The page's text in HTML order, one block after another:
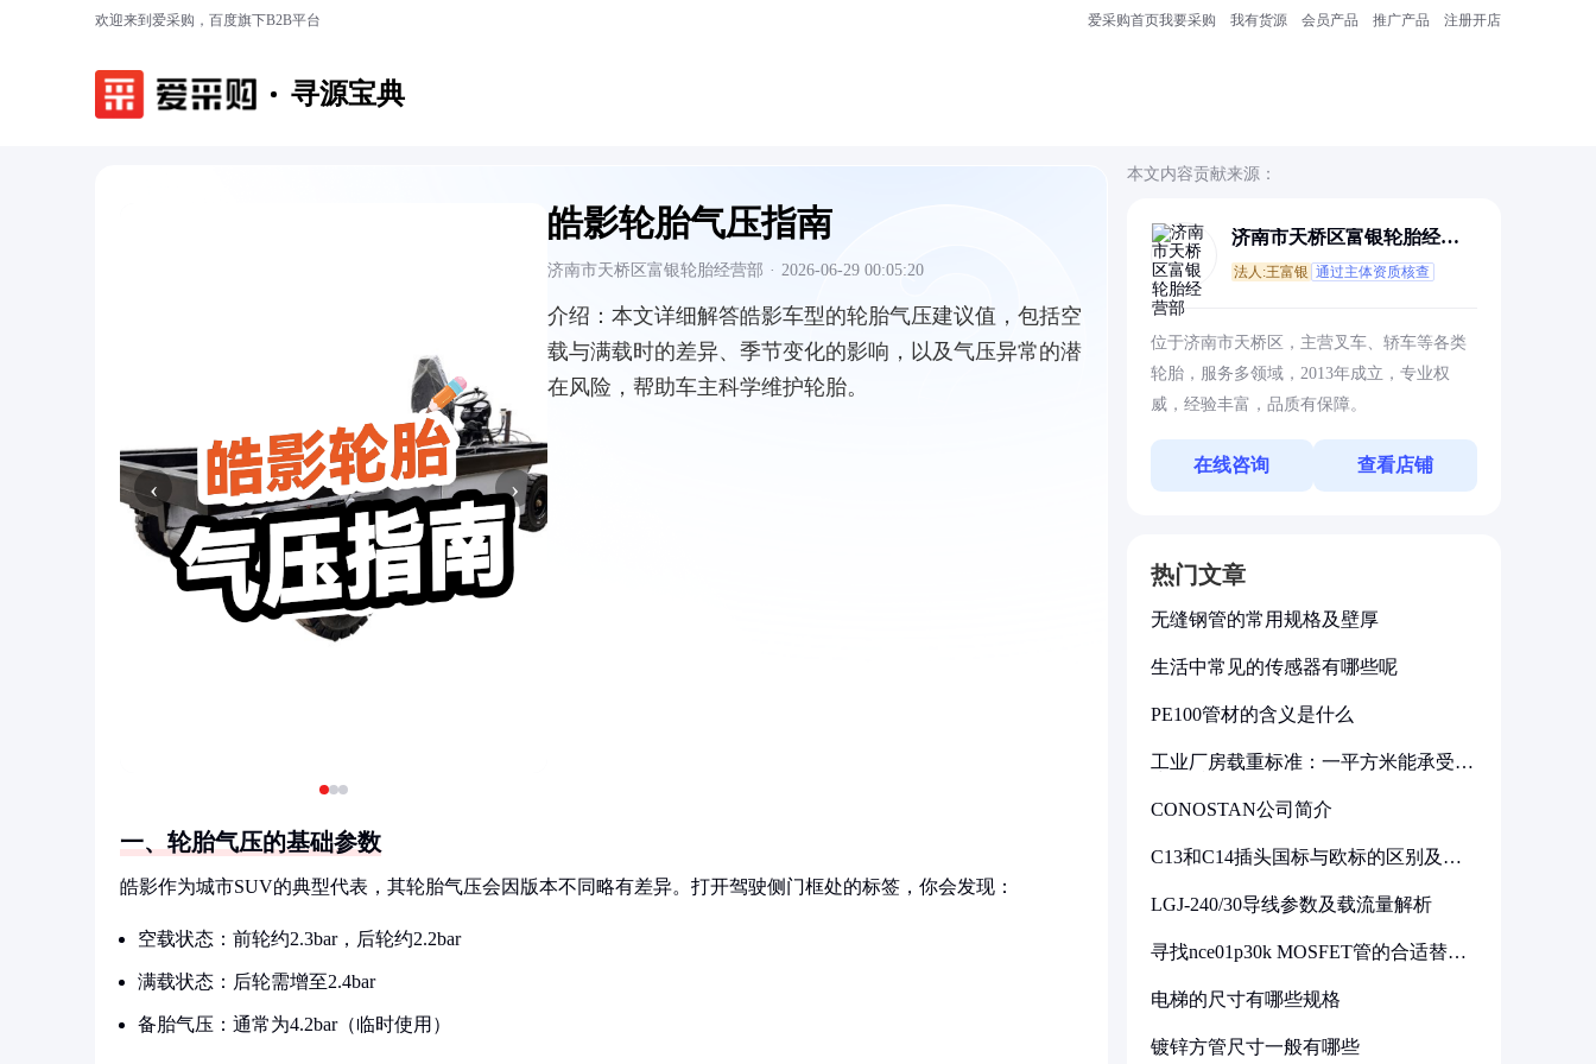
欢迎来到爱采购，百度旗下B2B平台 爱采购首页我要采购 我有货源 会员产品 推广产品 注册开店
寻源宝典
‹ ›
皓影轮胎气压指南
济南市天桥区富银轮胎经营部 · 2026-06-29 00:05:20
介绍： 本文详细解答皓影车型的轮胎气压建议值，包括空
载与满载时的差异、季节变化的影响，以及气压异常的潜
在风险，帮助车主科学维护轮胎。
一、轮胎气压的基础参数
皓影作为城市SUV的典型代表，其轮胎气压会因版本不同略有差异。打开驾驶侧门框处的标签，你会发现：
空载状态：前轮约2.3bar，后轮约2.2bar
满载状态：后轮需增至2.4bar
备胎气压：通常为4.2bar（临时使用）
本文内容贡献来源：
济南市天桥区富银轮胎经营
法人:王富银 通过主体资质核查
位于济南市天桥区，主营叉车、轿车等各类
轮胎，服务多领域，2013年成立，专业权
威，经验丰富，品质有保障。
在线咨询 查看店铺
热门文章
无缝钢管的常用规格及壁厚
生活中常见的传感器有哪些呢
PE100管材的含义是什么
工业厂房载重标准：一平方米能承受多
CONOSTAN公司简介
C13和C14插头国标与欧标的区别及其
LGJ-240/30导线参数及载流量解析
寻找nce01p30k MOSFET管的合适替代
电梯的尺寸有哪些规格
镀锌方管尺寸一般有哪些